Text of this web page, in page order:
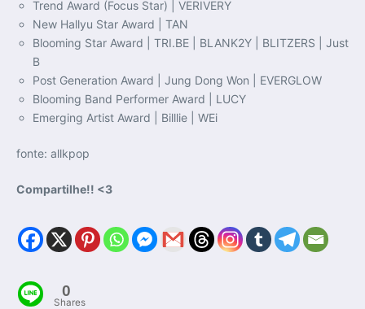
Trend Award (Focus Star) | VERIVERY
New Hallyu Star Award | TAN
Blooming Star Award | TRI.BE | BLANK2Y | BLITZERS | Just
B
Post Generation Award | Jung Dong Won | EVERGLOW
Blooming Band Performer Award | LUCY
Emerging Artist Award | Billlie | WEi
fonte: allkpop
Compartilhe!! <3
0
Shares